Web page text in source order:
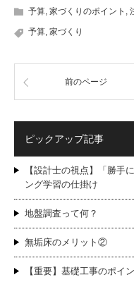
予算 家づくりのポイント
予算 家づくり
前のページ
ピックアップ記事
【設計士の視点】「勝手
ング学習の仕掛け
地盤調査って何？
無垢床のメリット②
【重要】基礎工事のポイ